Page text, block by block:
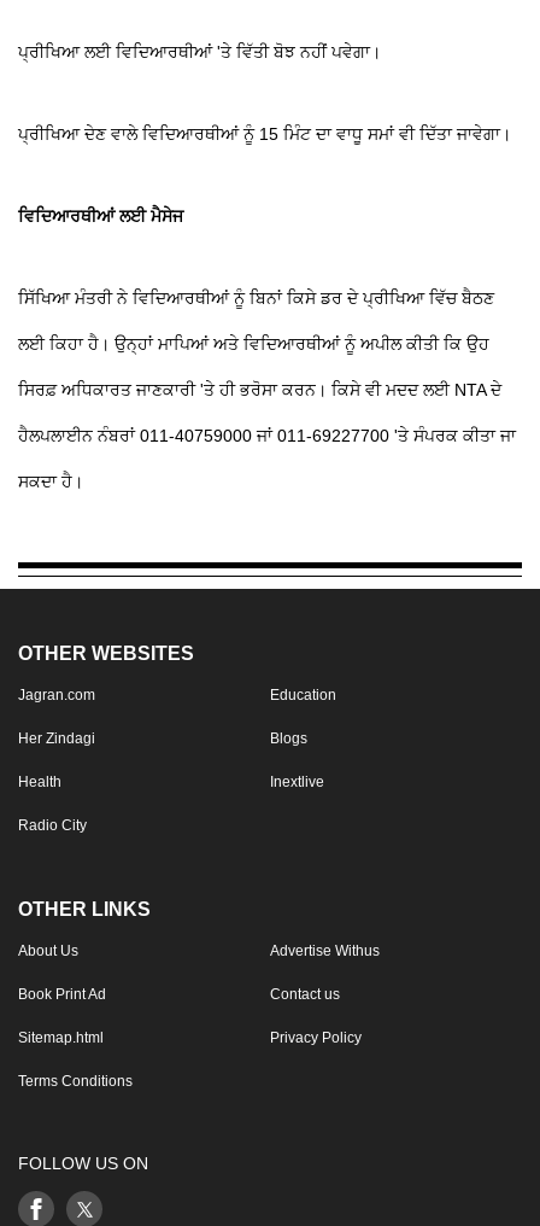
ਪ੍ਰੀਖਿਆ ਲਈ ਵਿਦਿਆਰਥੀਆਂ 'ਤੇ ਵਿੱਤੀ ਬੋਝ ਨਹੀਂ ਪਵੇਗਾ।
ਪ੍ਰੀਖਿਆ ਦੇਣ ਵਾਲੇ ਵਿਦਿਆਰਥੀਆਂ ਨੂੰ 15 ਮਿੰਟ ਦਾ ਵਾਧੂ ਸਮਾਂ ਵੀ ਦਿੱਤਾ ਜਾਵੇਗਾ।
ਵਿਦਿਆਰਥੀਆਂ ਲਈ ਮੈਸੇਜ
ਸਿੱਖਿਆ ਮੰਤਰੀ ਨੇ ਵਿਦਿਆਰਥੀਆਂ ਨੂੰ ਬਿਨਾਂ ਕਿਸੇ ਡਰ ਦੇ ਪ੍ਰੀਖਿਆ ਵਿੱਚ ਬੈਠਣ
ਲਈ ਕਿਹਾ ਹੈ। ਉਨ੍ਹਾਂ ਮਾਪਿਆਂ ਅਤੇ ਵਿਦਿਆਰਥੀਆਂ ਨੂੰ ਅਪੀਲ ਕੀਤੀ ਕਿ ਉਹ
ਸਿਰਫ਼ ਅਧਿਕਾਰਤ ਜਾਣਕਾਰੀ 'ਤੇ ਹੀ ਭਰੋਸਾ ਕਰਨ। ਕਿਸੇ ਵੀ ਮਦਦ ਲਈ NTA ਦੇ
ਹੈਲਪਲਾਈਨ ਨੰਬਰਾਂ 011-40759000 ਜਾਂ 011-69227700 'ਤੇ ਸੰਪਰਕ ਕੀਤਾ ਜਾ
ਸਕਦਾ ਹੈ।
OTHER WEBSITES
Jagran.com Education
Her Zindagi Blogs
Health Inextlive
Radio City
OTHER LINKS
About Us Advertise Withus
Book Print Ad Contact us
Sitemap.html Privacy Policy
Terms Conditions
FOLLOW US ON